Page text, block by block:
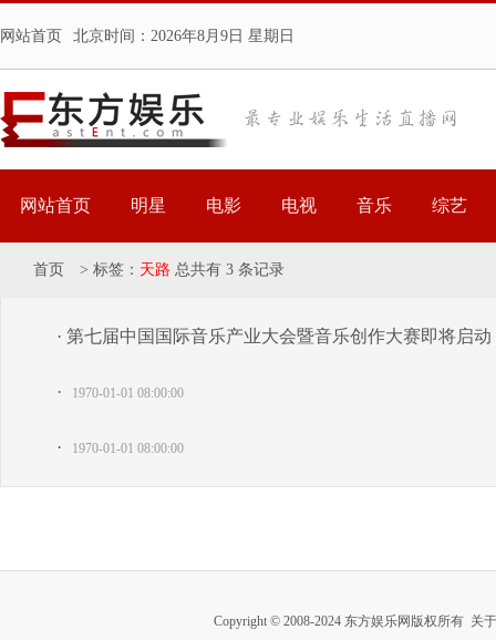
网站首页 北京时间： 2026年8月9日 星期日
网站首页 明星 电影 电视 音乐 综艺
首页 > 标签： 天路 总共有 3 条记录
· 第七届中国国际音乐产业大会暨音乐创作大赛即将启
· 1970-01-01 08:00:00
· 1970-01-01 08:00:00
Copyright © 2008-2024 东方娱乐网版权所有 关